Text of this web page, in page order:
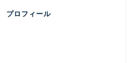
プロフィール